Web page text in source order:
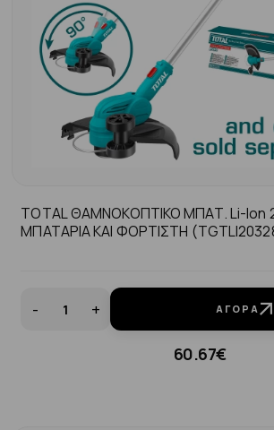
TOTAL ΘΑΜΝΟΚΟΠΤΙΚΟ ΜΠΑΤ. Li-Ion
ΜΠΑΤΑΡΙΑ ΚΑΙ ΦΟΡΤΙΣΤΗ
- + ΑΓΟΡΆ
60.67€